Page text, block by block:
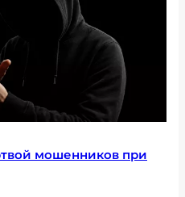
мошенников при